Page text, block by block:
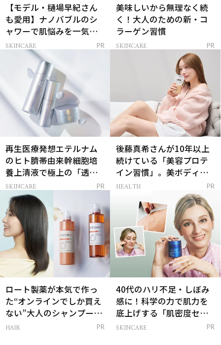
【モデル・樋場早紀さん
も愛用】ナノバブルのシ
ャワーで肌悩みを一気に
解決
SKINCARE PR
美味しいから無理なく続
く！大人のための新・コ
ラーゲン習慣
SKINCARE PR
再生医療発想エテルナム
のヒト臍帯由来幹細胞培
養上清液で極上の「透明
感ハリ肌」へ
SKINCARE PR
後藤真希さんが10年以上
続けている「美容プロテ
イン習慣」。美ボディを
支える朝ルーティンと
HEALTH PR
ロート製薬が本気で作っ
た“オンラインでしか買え
ない”大人のシャンプー＆
トリートメントって？
HAIR PR
40代のハリ不足・しぼみ
感に！科学の力で肌力を
底上げする「肌密度セラ
ム」
SKINCARE PR